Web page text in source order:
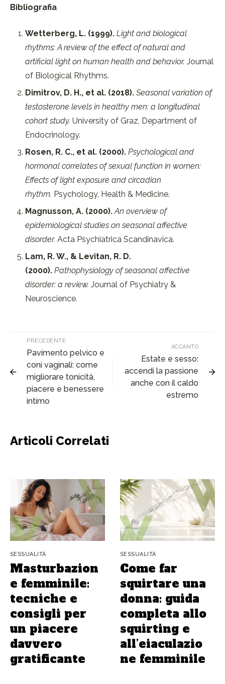
Bibliografia
Wetterberg, L. (1999). Light and biological
rhythms: A review of the effect of natural and
artificial light on human health and behavior. Journal
of Biological Rhythms.
Dimitrov, D. H., et al. (2018). Seasonal variation of
testosterone levels in healthy men: a longitudinal
cohort study. University of Graz, Department of
Endocrinology.
Rosen, R. C., et al. (2000). Psychological and
hormonal correlates of sexual function in women:
Effects of light exposure and circadian
rhythm. Psychology, Health & Medicine.
Magnusson, A. (2000). An overview of
epidemiological studies on seasonal affective
disorder. Acta Psychiatrica Scandinavica.
Lam, R. W., & Levitan, R. D.
(2000). Pathophysiology of seasonal affective
disorder: a review. Journal of Psychiatry &
Neuroscience.
PRECEDENTE
Pavimento pelvico e
coni vaginali: come
migliorare tonicità,
piacere e benessere
intimo
ACCANTO
Estate e sesso:
accendi la passione
anche con il caldo
estremo
Articoli Correlati
SESSUALITÀ
Masturbazion
e femminile:
tecniche e
consigli per
un piacere
davvero
gratificante
SESSUALITÀ
Come far
squirtare una
donna: guida
completa allo
squirting e
all’eiaculazio
ne femminile